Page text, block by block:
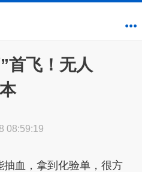
首飞！无人
08:59:19
抽血，拿到化验单，很方